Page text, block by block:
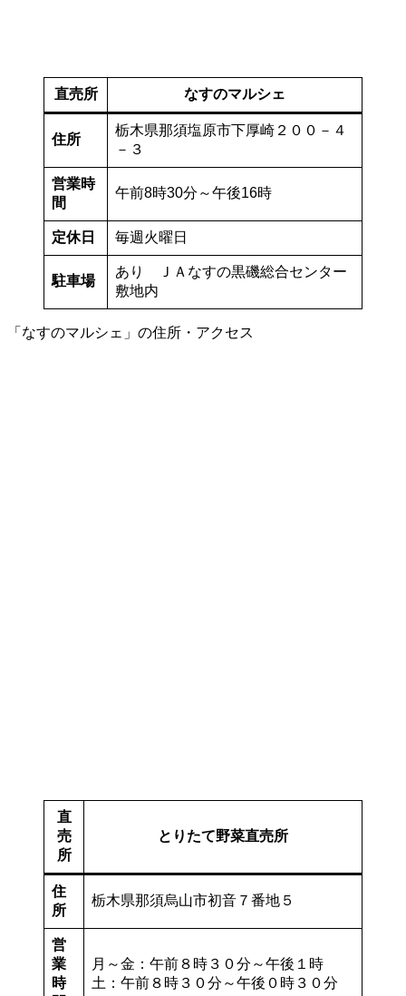
直売所 なすのマルシェ
住所
栃木県那須塩原市下厚崎２００－４
－３
営業時
間
午前8時30分～午後16時
定休日 毎週火曜日
駐車場
あり ＪＡなすの黒磯総合センター
敷地内
「なすのマルシェ」の住所・アクセス
直
売
所
とりたて野菜直売所
住
所
栃木県那須烏山市初音７番地５
営
業
時
月～金：午前８時３０分～午後１時
土：午前８時３０分～午後０時３０分